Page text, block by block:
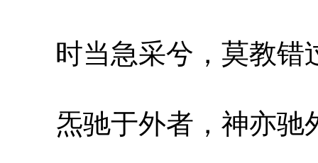
时当急采兮，莫教错
炁驰于外者，神亦驰